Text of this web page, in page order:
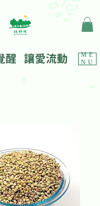
ME
NU
醒 讓愛流動